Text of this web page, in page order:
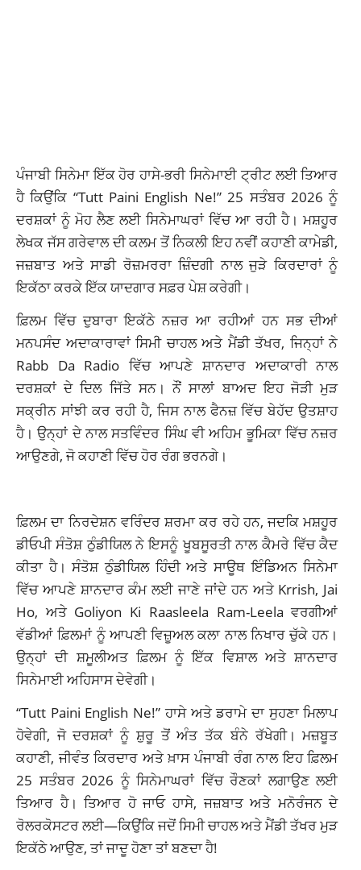
ਪੰਜਾਬੀ ਸਿਨੇਮਾ ਇੱਕ ਹੋਰ ਹਾਸੇ-ਭਰੀ ਸਿਨੇਮਾਈ ਟ੍ਰੀਟ ਲਈ ਤਿਆਰ
ਹੈ ਕਿਉਂਕਿ “Tutt Paini English Ne!” 25 ਸਤੰਬਰ 2026 ਨੂੰ
ਦਰਸ਼ਕਾਂ ਨੂੰ ਮੋਹ ਲੈਣ ਲਈ ਸਿਨੇਮਾਘਰਾਂ ਵਿੱਚ ਆ ਰਹੀ ਹੈ। ਮਸ਼ਹੂਰ
ਲੇਖਕ ਜੱਸ ਗਰੇਵਾਲ ਦੀ ਕਲਮ ਤੋਂ ਨਿਕਲੀ ਇਹ ਨਵੀਂ ਕਹਾਣੀ ਕਾਮੇਡੀ,
ਜਜ਼ਬਾਤ ਅਤੇ ਸਾਡੀ ਰੋਜ਼ਮਰਰਾ ਜ਼ਿੰਦਗੀ ਨਾਲ ਜੁੜੇ ਕਿਰਦਾਰਾਂ ਨੂੰ
ਇਕੱਠਾ ਕਰਕੇ ਇੱਕ ਯਾਦਗਾਰ ਸਫ਼ਰ ਪੇਸ਼ ਕਰੇਗੀ।
ਫ਼ਿਲਮ ਵਿੱਚ ਦੁਬਾਰਾ ਇਕੱਠੇ ਨਜ਼ਰ ਆ ਰਹੀਆਂ ਹਨ ਸਭ ਦੀਆਂ
ਮਨਪਸੰਦ ਅਦਾਕਾਰਾਵਾਂ ਸਿਮੀ ਚਾਹਲ ਅਤੇ ਮੈਂਡੀ ਤੱਖਰ, ਜਿਨ੍ਹਾਂ ਨੇ
Rabb Da Radio ਵਿੱਚ ਆਪਣੇ ਸ਼ਾਨਦਾਰ ਅਦਾਕਾਰੀ ਨਾਲ
ਦਰਸ਼ਕਾਂ ਦੇ ਦਿਲ ਜਿੱਤੇ ਸਨ। ਨੌਂ ਸਾਲਾਂ ਬਾਅਦ ਇਹ ਜੋੜੀ ਮੁੜ
ਸਕ੍ਰੀਨ ਸਾਂਝੀ ਕਰ ਰਹੀ ਹੈ, ਜਿਸ ਨਾਲ ਫੈਨਜ਼ ਵਿੱਚ ਬੇਹੱਦ ਉਤਸ਼ਾਹ
ਹੈ। ਉਨ੍ਹਾਂ ਦੇ ਨਾਲ ਸਤਵਿੰਦਰ ਸਿੰਘ ਵੀ ਅਹਿਮ ਭੂਮਿਕਾ ਵਿੱਚ ਨਜ਼ਰ
ਆਉਣਗੇ, ਜੋ ਕਹਾਣੀ ਵਿੱਚ ਹੋਰ ਰੰਗ ਭਰਨਗੇ।
ਫ਼ਿਲਮ ਦਾ ਨਿਰਦੇਸ਼ਨ ਵਰਿੰਦਰ ਸ਼ਰਮਾ ਕਰ ਰਹੇ ਹਨ, ਜਦਕਿ ਮਸ਼ਹੂਰ
ਡੀਓਪੀ ਸੰਤੋਸ਼ ਠੁੰਡੀਯਿਲ ਨੇ ਇਸਨੂੰ ਖੂਬਸੂਰਤੀ ਨਾਲ ਕੈਮਰੇ ਵਿੱਚ ਕੈਦ
ਕੀਤਾ ਹੈ। ਸੰਤੋਸ਼ ਠੁੰਡੀਯਿਲ ਹਿੰਦੀ ਅਤੇ ਸਾਊਥ ਇੰਡਿਅਨ ਸਿਨੇਮਾ
ਵਿੱਚ ਆਪਣੇ ਸ਼ਾਨਦਾਰ ਕੰਮ ਲਈ ਜਾਣੇ ਜਾਂਦੇ ਹਨ ਅਤੇ Krrish, Jai
Ho, ਅਤੇ Goliyon Ki Raasleela Ram-Leela ਵਰਗੀਆਂ
ਵੱਡੀਆਂ ਫ਼ਿਲਮਾਂ ਨੂੰ ਆਪਣੀ ਵਿਜ਼ੂਅਲ ਕਲਾ ਨਾਲ ਨਿਖਾਰ ਚੁੱਕੇ ਹਨ।
ਉਨ੍ਹਾਂ ਦੀ ਸ਼ਮੂਲੀਅਤ ਫ਼ਿਲਮ ਨੂੰ ਇੱਕ ਵਿਸ਼ਾਲ ਅਤੇ ਸ਼ਾਨਦਾਰ
ਸਿਨੇਮਾਈ ਅਹਿਸਾਸ ਦੇਵੇਗੀ।
“Tutt Paini English Ne!” ਹਾਸੇ ਅਤੇ ਡਰਾਮੇ ਦਾ ਸੁਹਣਾ ਮਿਲਾਪ
ਹੋਵੇਗੀ, ਜੋ ਦਰਸ਼ਕਾਂ ਨੂੰ ਸ਼ੁਰੂ ਤੋਂ ਅੰਤ ਤੱਕ ਬੰਨੇ ਰੱਖੇਗੀ। ਮਜ਼ਬੂਤ
ਕਹਾਣੀ, ਜੀਵੰਤ ਕਿਰਦਾਰ ਅਤੇ ਖ਼ਾਸ ਪੰਜਾਬੀ ਰੰਗ ਨਾਲ ਇਹ ਫ਼ਿਲਮ
25 ਸਤੰਬਰ 2026 ਨੂੰ ਸਿਨੇਮਾਘਰਾਂ ਵਿੱਚ ਰੌਣਕਾਂ ਲਗਾਉਣ ਲਈ
ਤਿਆਰ ਹੈ। ਤਿਆਰ ਹੋ ਜਾਓ ਹਾਸੇ, ਜਜ਼ਬਾਤ ਅਤੇ ਮਨੋਰੰਜਨ ਦੇ
ਰੋਲਰਕੋਸਟਰ ਲਈ—ਕਿਉਂਕਿ ਜਦੋਂ ਸਿਮੀ ਚਾਹਲ ਅਤੇ ਮੈਂਡੀ ਤੱਖਰ ਮੁੜ
ਇਕੱਠੇ ਆਉਣ, ਤਾਂ ਜਾਦੂ ਹੋਣਾ ਤਾਂ ਬਣਦਾ ਹੈ!